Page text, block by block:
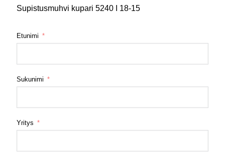
Supistusmuhvi kupari 5240 I 18-15
Etunimi
Sukunimi
Yritys